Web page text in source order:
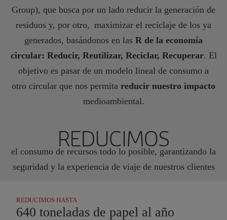
Group), que busca por un lado reducir la generación de
residuos y, por otro, maximizar el reciclaje de los ya
generados, basándonos en las R de la economía
circular: Reducir, Reutilizar, Reciclar, Recuperar. El
objetivo es pasar de un modelo lineal de consumo a
otro circular que nos permita reducir nuestro impacto
medioambiental.
REDUCIMOS
el consumo de recursos todo lo posible, garantizando la
seguridad y la experiencia de viaje de nuestros clientes
REDUCIMOS HASTA
640 toneladas de papel al año